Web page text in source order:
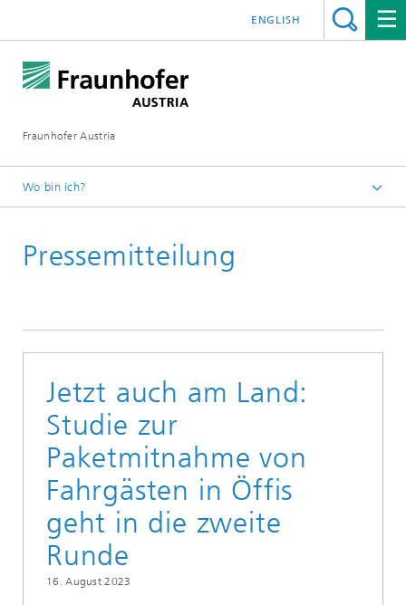
Fraunhofer Austria
ENGLISH
Wo bin ich?
Pressemitteilung
Jetzt auch am Land:
Studie zur
Paketmitnahme von
Fahrgästen in Öffis
geht in die zweite
Runde
16. August 2023